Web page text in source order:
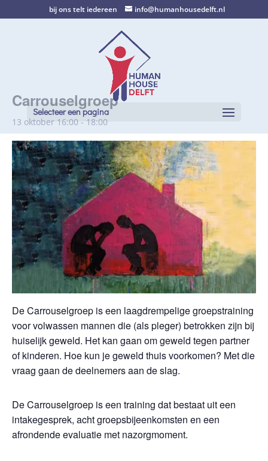
bij ons telt iedereen info@humanhousedelft.nl
Selecteer een pagina
Carrouselgroep
13 oktober 16:00 - 18:00
De Carrouselgroep is een laagdrempelige groepstraining
voor volwassen mannen die (als pleger) betrokken zijn bij
huiselijk geweld. Het kan gaan om geweld tegen partner
of kinderen. Hoe kun je geweld thuis voorkomen? Met die
vraag gaan de deelnemers aan de slag.
De Carrouselgroep is een training dat bestaat uit een
intakegesprek, acht groepsbijeenkomsten en een
afrondende evaluatie met nazorgmoment.